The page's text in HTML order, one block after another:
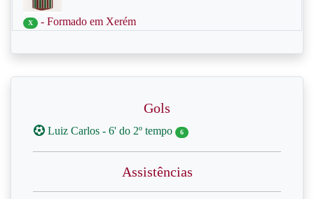
X - Formado em Xerém
Gols
Luiz Carlos - 6' do 2º tempo 6
Assistências